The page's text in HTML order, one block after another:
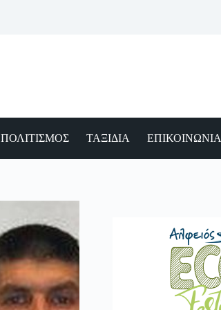
ΠΟΛΙΤΙΣΜΟΣ ΤΑΞΙΔΙΑ ΕΠΙΚΟΙΝΩΝΙΑ